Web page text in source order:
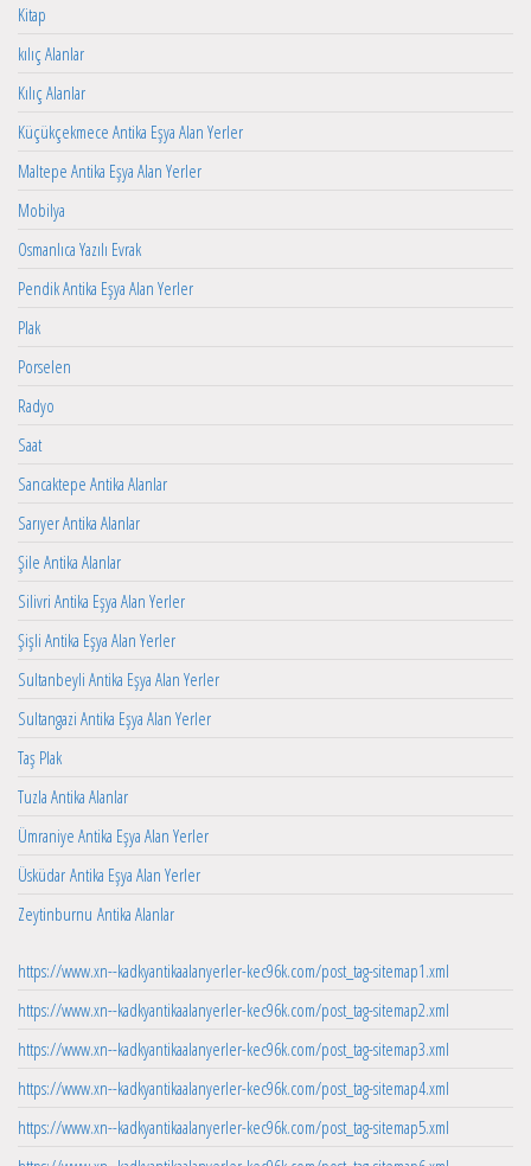
Kitap
kılıç Alanlar
Kılıç Alanlar
Küçükçekmece Antika Eşya Alan Yerler
Maltepe Antika Eşya Alan Yerler
Mobilya
Osmanlıca Yazılı Evrak
Pendik Antika Eşya Alan Yerler
Plak
Porselen
Radyo
Saat
Sancaktepe Antika Alanlar
Sarıyer Antika Alanlar
Şile Antika Alanlar
Silivri Antika Eşya Alan Yerler
Şişli Antika Eşya Alan Yerler
Sultanbeyli Antika Eşya Alan Yerler
Sultangazi Antika Eşya Alan Yerler
Taş Plak
Tuzla Antika Alanlar
Ümraniye Antika Eşya Alan Yerler
Üsküdar Antika Eşya Alan Yerler
Zeytinburnu Antika Alanlar
https://www.xn--kadkyantikaalanyerler-kec96k.com/post_tag-sitemap1.xml
https://www.xn--kadkyantikaalanyerler-kec96k.com/post_tag-sitemap2.xml
https://www.xn--kadkyantikaalanyerler-kec96k.com/post_tag-sitemap3.xml
https://www.xn--kadkyantikaalanyerler-kec96k.com/post_tag-sitemap4.xml
https://www.xn--kadkyantikaalanyerler-kec96k.com/post_tag-sitemap5.xml